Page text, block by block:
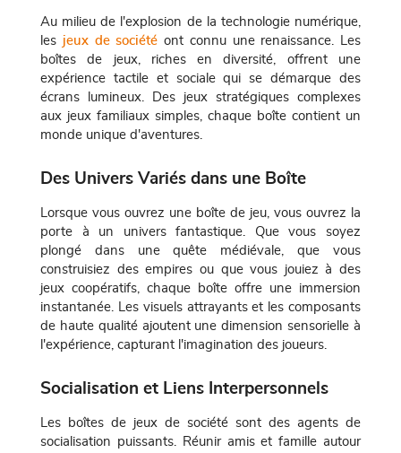
Au milieu de l'explosion de la technologie numérique,
les jeux de société ont connu une renaissance. Les
boîtes de jeux, riches en diversité, offrent une
expérience tactile et sociale qui se démarque des
écrans lumineux. Des jeux stratégiques complexes
aux jeux familiaux simples, chaque boîte contient un
monde unique d'aventures.
Des Univers Variés dans une Boîte
Lorsque vous ouvrez une boîte de jeu, vous ouvrez la
porte à un univers fantastique. Que vous soyez
plongé dans une quête médiévale, que vous
construisiez des empires ou que vous jouiez à des
jeux coopératifs, chaque boîte offre une immersion
instantanée. Les visuels attrayants et les composants
de haute qualité ajoutent une dimension sensorielle à
l'expérience, capturant l'imagination des joueurs.
Socialisation et Liens Interpersonnels
Les boîtes de jeux de société sont des agents de
socialisation puissants. Réunir amis et famille autour